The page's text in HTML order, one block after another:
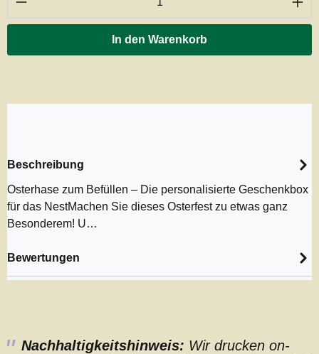
In den Warenkorb
Beschreibung
Osterhase zum Befüllen – Die personalisierte Geschenkbox
für das NestMachen Sie dieses Osterfest zu etwas ganz
Besonderem! U…
Bewertungen
Nachhaltigkeitshinweis: Wir drucken on-